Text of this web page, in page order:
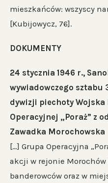
mieszkańców: wszyscy
[Kubijowycz, 76].
DOKUMENTY
24 stycznia 1946 r.,
wywiadowczego sztabu
dywizji piechoty
Operacyjnej „Poraż” z
Zawadka Morochowska
[…] Grupa Operacyjna
akcji w rejonie Morochów
banderowców oraz w